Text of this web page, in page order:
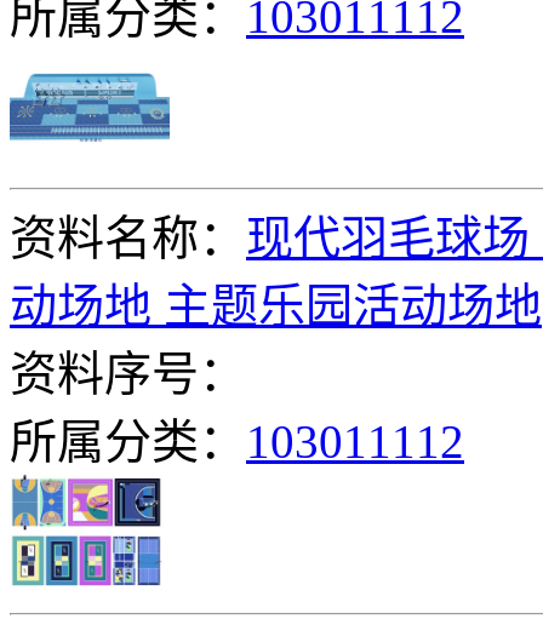
所属分类： 103011112
资料名称： 现代羽毛球
动场地 主题乐园活动场地
资料序号：
所属分类： 103011112